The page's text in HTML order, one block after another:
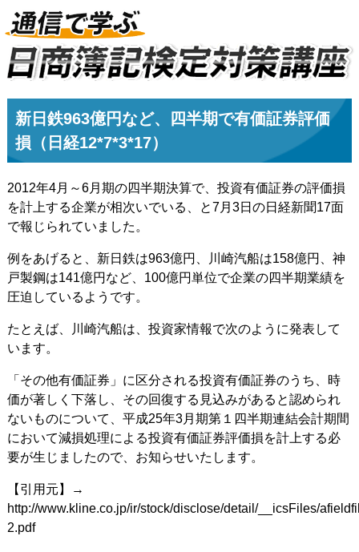
新日鉄963億円など、四半期で有価証券評価
損（日経12*7*3*17）
2012年4月～6月期の四半期決算で、投資有価証券の評価損
を計上する企業が相次いでいる、と7月3日の日経新聞17面
で報じられていました。
例をあげると、新日鉄は963億円、川崎汽船は158億円、神
戸製鋼は141億円など、100億円単位で企業の四半期業績を
圧迫しているようです。
たとえば、川崎汽船は、投資家情報で次のように発表して
います。
「その他有価証券」に区分される投資有価証券のうち、時
価が著しく下落し、その回復する見込みがあると認められ
ないものについて、平成25年3月期第１四半期連結会計期間
において減損処理による投資有価証券評価損を計上する必
要が生じましたので、お知らせいたします。
【引用元】→
http://www.kline.co.jp/ir/stock/disclose/detail/__icsFiles/
2.pdf